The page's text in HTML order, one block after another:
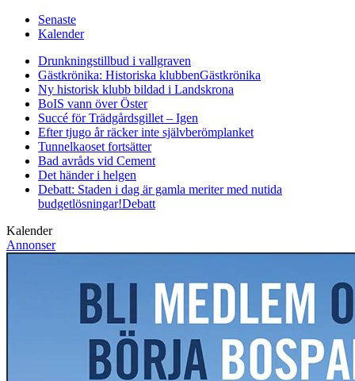
Senaste
Kalender
Drunkningstillbud i vallgraven
Gästkrönika: Historiska klubbenGästkrönika
Ny historisk klubb bildad i Landskrona
BoIS vann över Öster
Succé för Trädgårdsgillet – Igen
Efter tjugo år räcker inte självberömplanket
Tunnelkaoset fortsätter
Bad avråds vid Cement
Det händer i helgen
Debatt: Staden i dag är gamla meriter med nutida
budgetlösningar!Debatt
Kalender
Annonser